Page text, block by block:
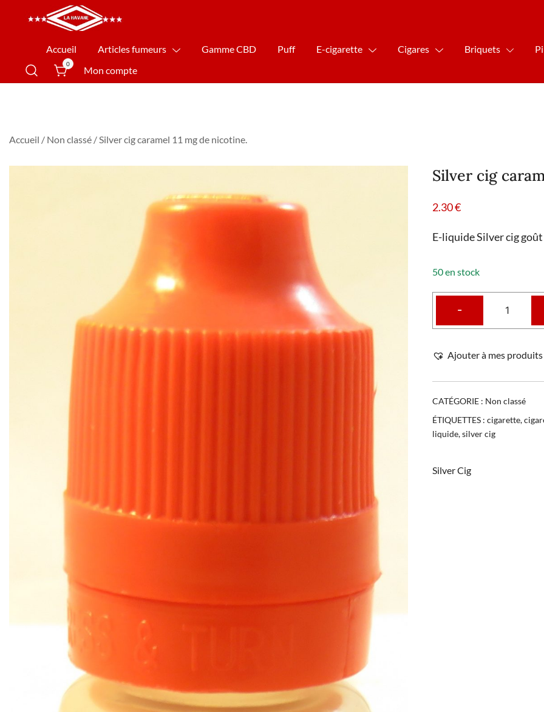
La Havane Nîmes
Accueil Articles fumeurs Gamme CBD Puff E-cigarette Cigares Briquets
0
Mon compte
Accueil / Non classé / Silver cig caramel 11 mg de nicotine.
Silver cig
2.30€
E-liquide Silver cig
50 en stock
-
Ajouter à mes
CATÉGORIE : Non classé
ÉTIQUETTES : cigarette,
liquide,silver cig
Silver Cig